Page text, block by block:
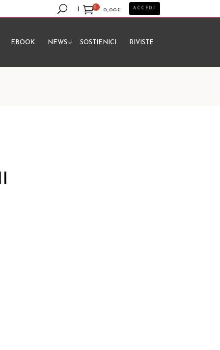
0
0,00€
prodotto nel carrello.
ACCEDI
EBOOK NEWS SOSTIENICI RIVISTE